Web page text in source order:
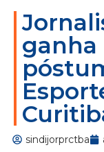
ganha
sindijorprctba